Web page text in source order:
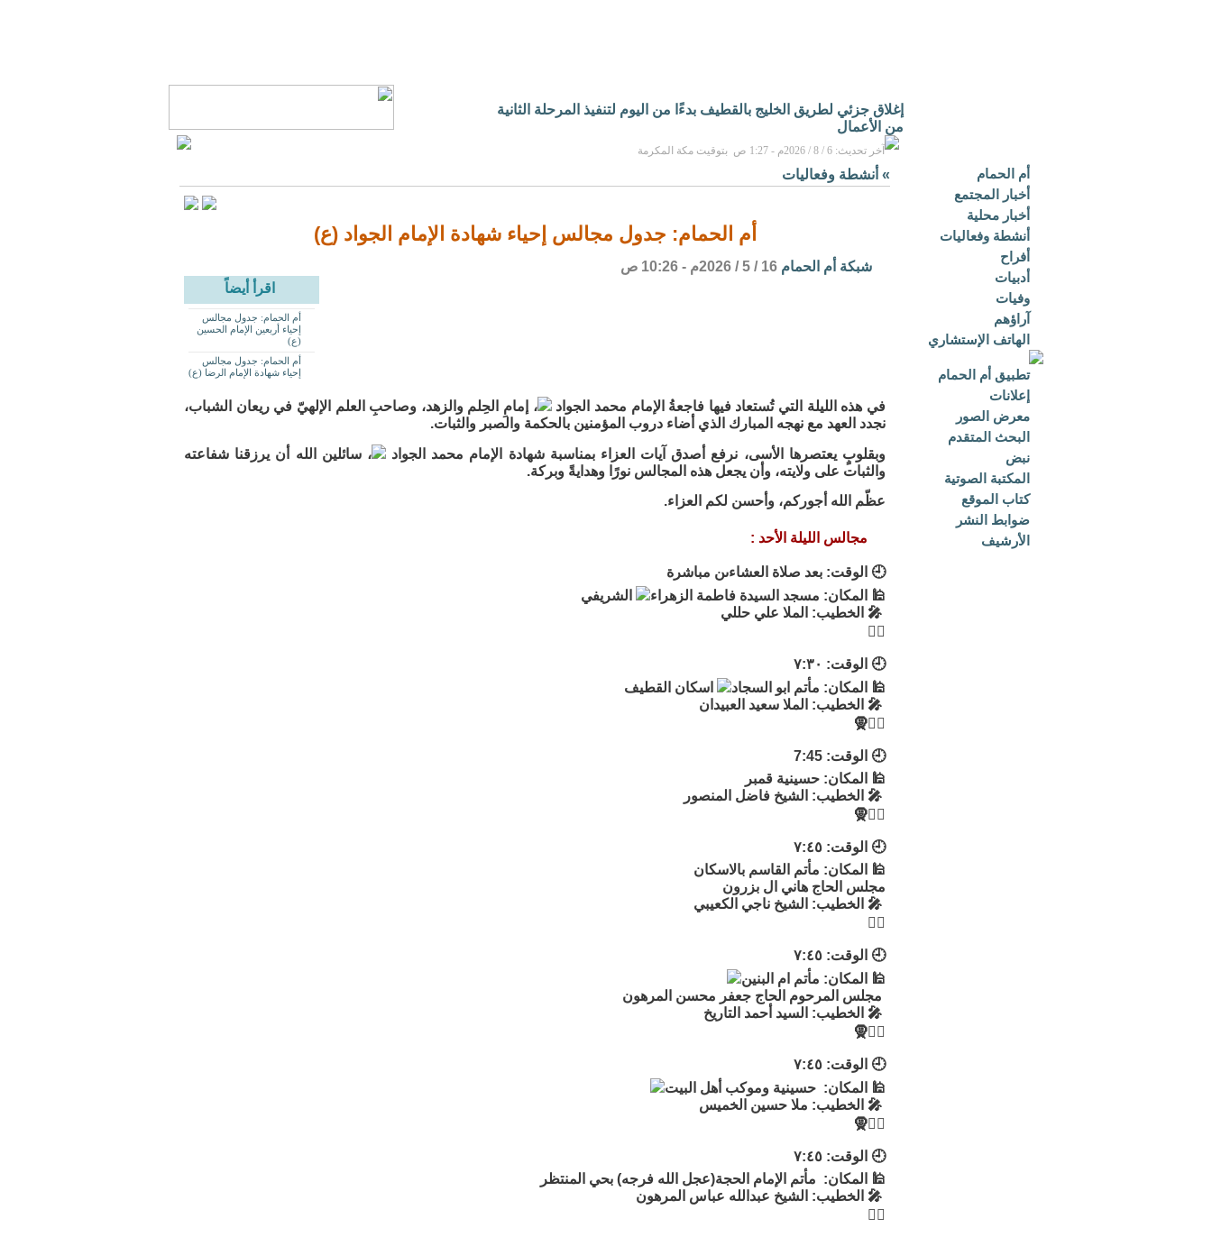
إغلاق جزئي لطريق الخليج بالقطيف بدءًا من اليوم لتنفيذ المرحلة الثانية
من الأعمال
آخر تحديث: 6 / 8 / 2026م - 1:27 ص بتوقيت مكة المكرمة
أم الحمام
أخبار المجتمع
أخبار محلية
أنشطة وفعاليات
أفراح
أدبيات
وفيات
آراؤهم
الهاتف الإستشاري
تطبيق أم الحمام
إعلانات
معرض الصور
البحث المتقدم
نبض
المكتبة الصوتية
كتاب الموقع
ضوابط النشر
الأرشيف
» أنشطة وفعاليات
أم الحمام: جدول مجالس إحياء شهادة الإمام الجواد (ع)
شبكة أم الحمام 16 / 5 / 2026م - 10:26 ص
اقرأ أيضاً
أم الحمام: جدول مجالس
إحياء أربعين الإمام الحسين
(ع)
أم الحمام: جدول مجالس
إحياء شهادة الإمام الرضا (ع)
في هذه الليلة التي تُستعاد فيها فاجعةُ الإمام محمد الجواد
، إمامِ الحِلم والزهد، وصاحبِ العلم الإلهيّ في ريعان الشباب،
نجدد العهد مع نهجه المبارك الذي أضاء دروب المؤمنين بالحكمة والصبر والثبات.
وبقلوبٍ يعتصرها الأسى، نرفع أصدق آيات العزاء بمناسبة شهادة الإمام محمد الجواد
، سائلين الله أن يرزقنا شفاعته
والثبات على ولايته، وأن يجعل هذه المجالس نورًا وهدايةً وبركة.
عظّم الله أجوركم، وأحسن لكم العزاء.
مجالس الليلة الأحد :
🕘 الوقت: بعد صلاة العشاءىن مباشرة
🕌 المكان: مسجد السيدة فاطمة الزهراء
الشريفي
🎤 الخطيب: الملا علي حللي
👳‍♂
🕘 الوقت: ٧:٣٠
🕌 المكان: مأتم ابو السجاد
اسكان القطيف
🎤 الخطيب: الملا سعيد العبيدان
👳‍♂🧕
🕘 الوقت: 7:45
🕌 المكان: حسينية قمبر
🎤 الخطيب: الشيخ فاضل المنصور
👳‍♂🧕
🕘 الوقت: ٧:٤٥
🕌 المكان: مأتم القاسم بالاسكان
مجلس الحاج هاني ال بزرون
🎤 الخطيب: الشيخ ناجي الكعيبي
👳‍♂
🕘 الوقت: ٧:٤٥
🕌 المكان: مأتم ام البنين
مجلس المرحوم الحاج جعفر محسن المرهون
🎤 الخطيب: السيد أحمد التاريخ
👳‍♂🧕
🕘 الوقت: ٧:٤٥
🕌 المكان: حسينية وموكب أهل البيت
🎤 الخطيب: ملا حسين الخميس
👳‍♂🧕
🕘 الوقت: ٧:٤٥
🕌 المكان: مأتم الإمام الحجة(عجل الله فرجه) بحي المنتظر
🎤 الخطيب: الشيخ عبدالله عباس المرهون
👳‍♂